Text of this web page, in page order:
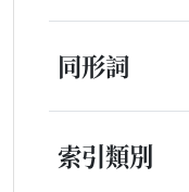
同形詞
索引類別